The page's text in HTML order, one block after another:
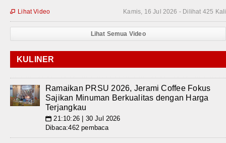
Kamis, 16 Jul 2026 - Dilihat 425 Kali
 Lihat Video
Lihat Semua Video
KULINER
Ramaikan PRSU 2026, Jerami Coffee Fokus
Sajikan Minuman Berkualitas dengan Harga
Terjangkau
📅 21:10:26 | 30 Jul 2026
Dibaca:462 pembaca